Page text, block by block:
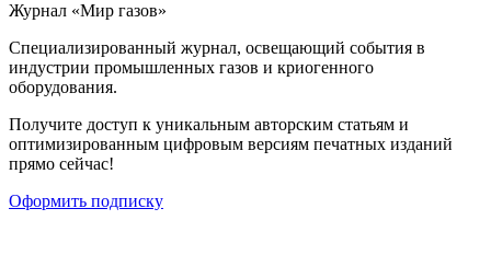
Журнал «Мир газов»
Cпециализированный журнал, освещающий события в
индустрии промышленных газов и криогенного
оборудования.
Получите доступ к уникальным авторским статьям и
оптимизированным цифровым версиям печатных изданий
прямо сейчас!
Оформить подписку